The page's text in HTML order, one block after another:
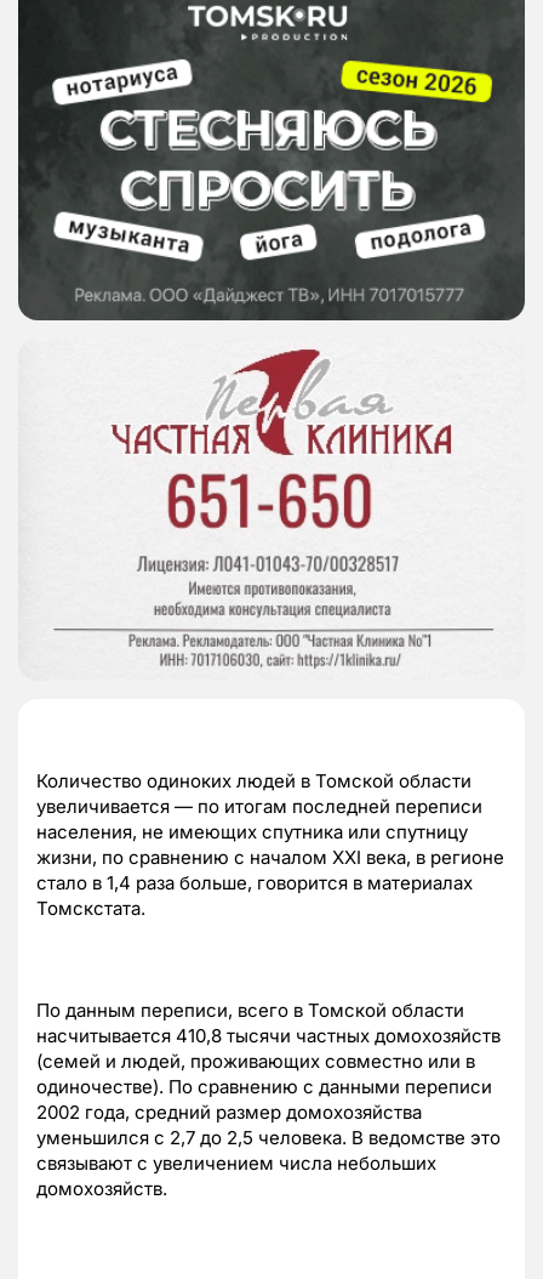
Количество одиноких людей в Томской области
увеличивается — по итогам последней переписи
населения, не имеющих спутника или спутницу
жизни, по сравнению с началом XXI века, в регионе
стало в 1,4 раза больше, говорится в материалах
Томскстата.
По данным переписи, всего в Томской области
насчитывается 410,8 тысячи частных домохозяйств
(семей и людей, проживающих совместно или в
одиночестве). По сравнению с данными переписи
2002 года, средний размер домохозяйства
уменьшился с 2,7 до 2,5 человека. В ведомстве это
связывают с увеличением числа небольших
домохозяйств.